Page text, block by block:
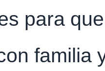
para
familia